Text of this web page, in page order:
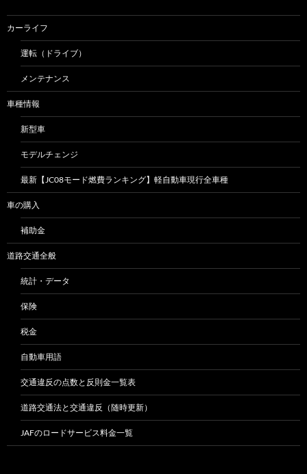
カーライフ
運転（ドライブ）
メンテナンス
車種情報
新型車
モデルチェンジ
最新【JC08モード燃費ランキング】軽自動車現行全車種
車の購入
補助金
道路交通全般
統計・データ
保険
税金
自動車用語
交通違反の点数と反則金一覧表
道路交通法と交通違反（随時更新）
JAFのロードサービス料金一覧